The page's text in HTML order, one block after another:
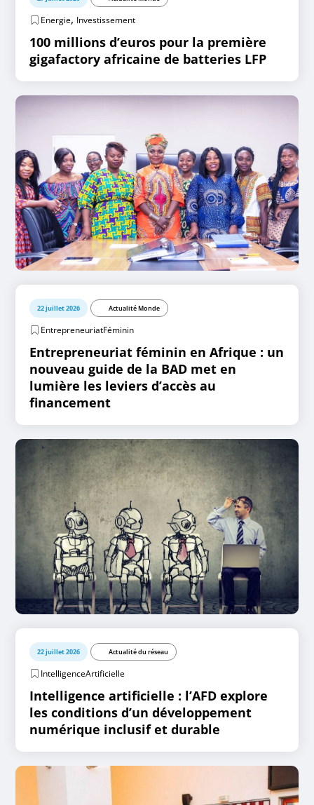
Energie, Investissement
100 millions d’euros pour la première
gigafactory africaine de batteries LFP
22 juillet 2026 Actualité Monde
EntrepreneuriatFéminin
Entrepreneuriat féminin en Afrique : un
nouveau guide de la BAD met en
lumière les leviers d’accès au
financement
22 juillet 2026 Actualité du réseau
IntelligenceArtificielle
Intelligence artificielle : l’AFD explore
les conditions d’un développement
numérique inclusif et durable